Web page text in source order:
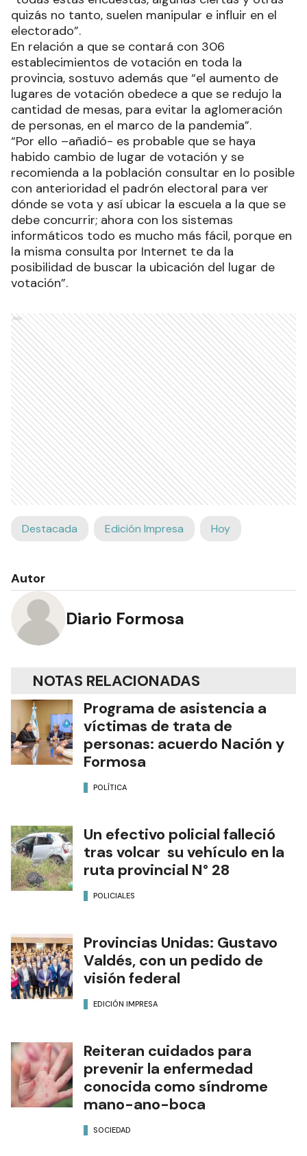
quizás no tanto, suelen manipular e influir en el
electorado”.
En relación a que se contará con 306
establecimientos de votación en toda la
provincia, sostuvo además que “el aumento de
lugares de votación obedece a que se redujo la
cantidad de mesas, para evitar la aglomeración
de personas, en el marco de la pandemia”.
“Por ello –añadió- es probable que se haya
habido cambio de lugar de votación y se
recomienda a la población consultar en lo posible
con anterioridad el padrón electoral para ver
dónde se vota y así ubicar la escuela a la que se
debe concurrir; ahora con los sistemas
informáticos todo es mucho más fácil, porque en
la misma consulta por Internet te da la
posibilidad de buscar la ubicación del lugar de
votación”.
Ads
Destacada Edición Impresa Hoy
Autor
Diario Formosa
NOTAS RELACIONADAS
Programa de asistencia a
víctimas de trata de
personas: acuerdo Nación y
Formosa
POLÍTICA
Un efectivo policial falleció
tras volcar su vehículo en la
ruta provincial N° 28
POLICIALES
Provincias Unidas: Gustavo
Valdés, con un pedido de
visión federal
EDICIÓN IMPRESA
Reiteran cuidados para
prevenir la enfermedad
conocida como síndrome
mano-ano-boca
SOCIEDAD